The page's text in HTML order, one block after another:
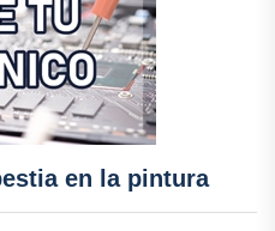
en la pintura